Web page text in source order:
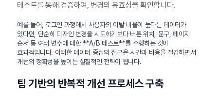
테스트를 통해 검증하여, 변경의 유효성을 확인합니다.
예를 들어, 로그인 과정에서 사용자의 이탈 비율이 높다는 데이터가
있다면, 단순히 디자인 변경을 시도하기보다 버튼 위치, 문구, 페이지
순서 등 여러 변수에 대한 **A/B 테스트**를 수행하는 것이
효과적입니다. 이러한 데이터 중심의 접근은 시간과 비용을 절감하면서
개선의 정확성을 높이는 실질적인 전략이 됩니다.
팀 기반의 반복적 개선 프로세스 구축